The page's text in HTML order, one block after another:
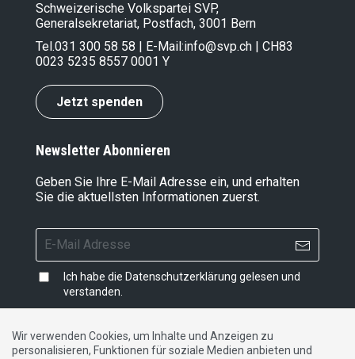
Schweizerische Volkspartei SVP,
Generalsekretariat, Postfach, 3001 Bern
Tel.031 300 58 58 | E-Mail:info@svp.ch | CH83
0023 5235 8557 0001 Y
Jetzt spenden
Newsletter Abonnieren
Geben Sie Ihre E-Mail Adresse ein, und erhalten
Sie die aktuellsten Informationen zuerst.
Ich habe die Datenschutzerklärung gelesen und
verstanden.
Wir verwenden Cookies, um Inhalte und Anzeigen zu
personalisieren, Funktionen für soziale Medien anbieten und